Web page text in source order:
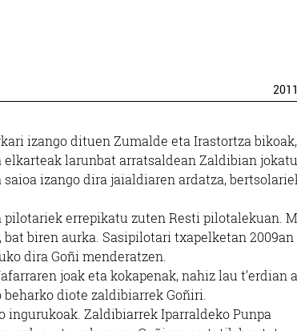
2011
izango dituen Zumalde eta Irastortza
larunbat arratsaldean Zaldibian
izango dira jaialdiaren ardatza,
errepikatu zuten Resti pilotalekuan.
biren aurka. Sasipilotari txapelketan 2009an
dira Goñi menderatzen.
joak eta kokapenak, nahiz lau t’erdian
diote zaldibiarrek Goñiri.
ingurukoak. Zaldibiarrek Iparraldeko Punpa